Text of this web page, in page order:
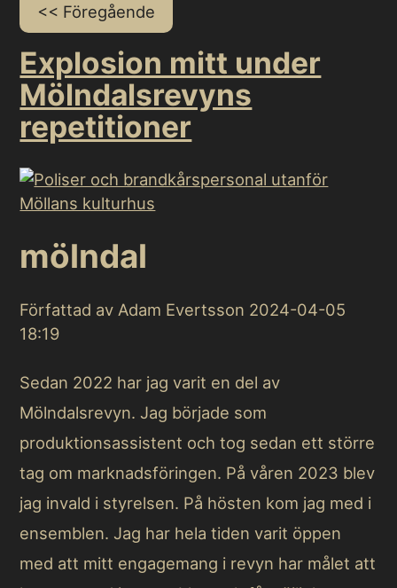
Föregående
Explosion mitt under
Mölndalsrevyns
repetitioner
mölndal
Författad av Adam Evertsson 2024-04-05
18:19
Sedan 2022 har jag varit en del av
Mölndalsrevyn. Jag började som
produktionsassistent och tog sedan ett större
tag om marknadsföringen. På våren 2023 blev
jag invald i styrelsen. På hösten kom jag med i
ensemblen. Jag har hela tiden varit öppen
med att mitt engagemang i revyn har målet att